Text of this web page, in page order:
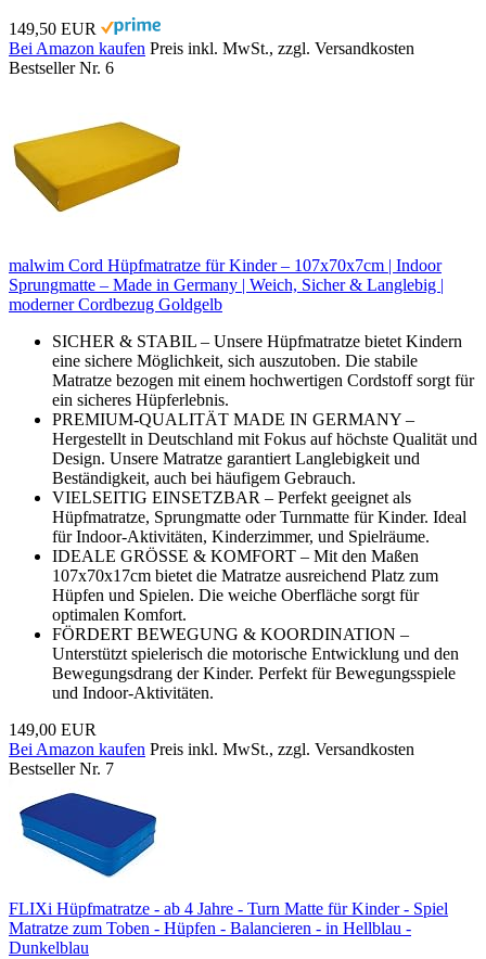
149,50 EUR
Bei Amazon kaufen Preis inkl. MwSt., zzgl. Versandkosten
Bestseller Nr. 6
malwim Cord Hüpfmatratze für Kinder – 107x70x7cm | Indoor
Sprungmatte – Made in Germany | Weich, Sicher & Langlebig |
moderner Cordbezug Goldgelb
SICHER & STABIL – Unsere Hüpfmatratze bietet Kindern
eine sichere Möglichkeit, sich auszutoben. Die stabile
Matratze bezogen mit einem hochwertigen Cordstoff sorgt für
ein sicheres Hüpferlebnis.
PREMIUM-QUALITÄT MADE IN GERMANY –
Hergestellt in Deutschland mit Fokus auf höchste Qualität und
Design. Unsere Matratze garantiert Langlebigkeit und
Beständigkeit, auch bei häufigem Gebrauch.
VIELSEITIG EINSETZBAR – Perfekt geeignet als
Hüpfmatratze, Sprungmatte oder Turnmatte für Kinder. Ideal
für Indoor-Aktivitäten, Kinderzimmer, und Spielräume.
IDEALE GRÖSSE & KOMFORT – Mit den Maßen
107x70x17cm bietet die Matratze ausreichend Platz zum
Hüpfen und Spielen. Die weiche Oberfläche sorgt für
optimalen Komfort.
FÖRDERT BEWEGUNG & KOORDINATION –
Unterstützt spielerisch die motorische Entwicklung und den
Bewegungsdrang der Kinder. Perfekt für Bewegungsspiele
und Indoor-Aktivitäten.
149,00 EUR
Bei Amazon kaufen Preis inkl. MwSt., zzgl. Versandkosten
Bestseller Nr. 7
FLIXi Hüpfmatratze - ab 4 Jahre - Turn Matte für Kinder - Spiel
Matratze zum Toben - Hüpfen - Balancieren - in Hellblau -
Dunkelblau